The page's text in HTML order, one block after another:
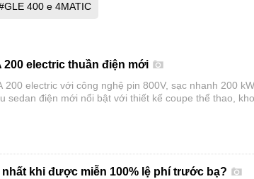
400 e 4MATIC
electric thuần điện mới
200 electric với công nghệ pin 800V, sạc nhanh 200
sedan điện mới nổi bật với thiết kế coupe thể thao,
khi được miễn 100% lệ phí trước bạ?